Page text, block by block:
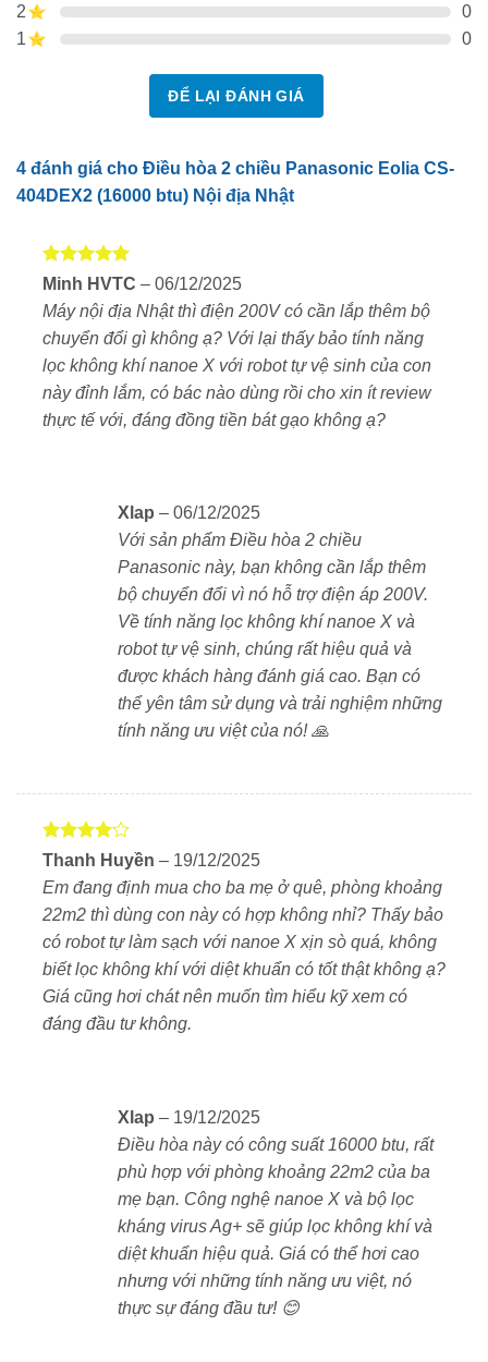
kiệm điện hiệu quả.
🔰 Tính năng nổi bật của Panasonic CS-404DEX
✅Nanoe™ X 48兆 (48 nghìn tỷ gốc OH)
Loại bỏ virus, vi khuẩn, nấm mốc, bụi PM2.5, phấn
hoa, mùi hôi… chỉ trong vài giờ sử dụng.
✅ Lọc khí và diệt khuẩn toàn diện
Nhờ công nghệAg+ Filterkết hợp vớiNanoe X
Chức năng “Làm sạch hoàn toàn”
Bao gồm:
Robot tự động làm sạch bộ lọc
Nanoe X vệ sinh bên trong dàn lạnh
Dàn trao đổi nhiệt phủ lớp chống bụi
(Dustless Coating)
Hệ thống giám sát nấm mốc (Mold
Monitor) hoạt động tự động theo nhiệt độ/
độ ẩm
✅ Tiết kiệm điện với chế độ Circulation
Giảm lượng điện tiêu thụ trong mùa lạnh nhờ chế
độ tuần hoàn không khí, giúp nhiệt độ đều khắp
Giảm cảm giác khô lạnh, phù hợp với người không
chịu được gió điều hòa.
Kiểm soát độ ẩm thông minh
Làm mát ẩm (Moist Cooling)
Hút ẩm dễ chịu (Comfort
2
0
1
0
ĐỂ LẠI ĐÁNH GIÁ
4 đánh giá cho Điều hòa 2 chiều Panasonic Eolia CS-
404DEX2 (16000 btu) Nội địa Nhật
Được xếp
sao
Minh HVTC – 06/12/2025
Máy nội địa Nhật thì điện 200V có cần lắp thêm bộ
chuyển đổi gì không ạ? Với lại thấy bảo tính năng
lọc không khí nanoe X với robot tự vệ sinh của con
này đỉnh lắm, có bác nào dùng rồi cho xin ít review
thực tế với, đáng đồng tiền bát gạo không ạ?
Xlap – 06/12/2025
Với sản phẩm Điều hòa 2 chiều
Panasonic này, bạn không cần lắp thêm
bộ chuyển đổi vì nó hỗ trợ điện áp 200V.
Về tính năng lọc không khí nanoe X và
robot tự vệ sinh, chúng rất hiệu quả và
được khách hàng đánh giá cao. Bạn có
thể yên tâm sử dụng và trải nghiệm những
tính năng ưu việt của nó! 🙏
Được
45 sao
Thanh Huyền – 19/12/2025
Em đang định mua cho ba mẹ ở quê, phòng khoảng
22m2 thì dùng con này có hợp không nhỉ? Thấy bảo
có robot tự làm sạch với nanoe X xịn sò quá, không
biết lọc không khí với diệt khuẩn có tốt thật không ạ?
Giá cũng hơi chát nên muốn tìm hiểu kỹ xem có
đáng đầu tư không.
Xlap – 19/12/2025
Điều hòa này có công suất 16000 btu, rất
phù hợp với phòng khoảng 22m2 của ba
mẹ bạn. Công nghệ nanoe X và bộ lọc
kháng virus Ag+ sẽ giúp lọc không khí và
diệt khuẩn hiệu quả. Giá có thể hơi cao
nhưng với những tính năng ưu việt, nó
thực sự đáng đầu tư! 😊